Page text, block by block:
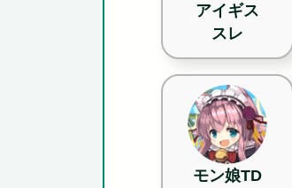
アイギス
スレ
モン娘TD